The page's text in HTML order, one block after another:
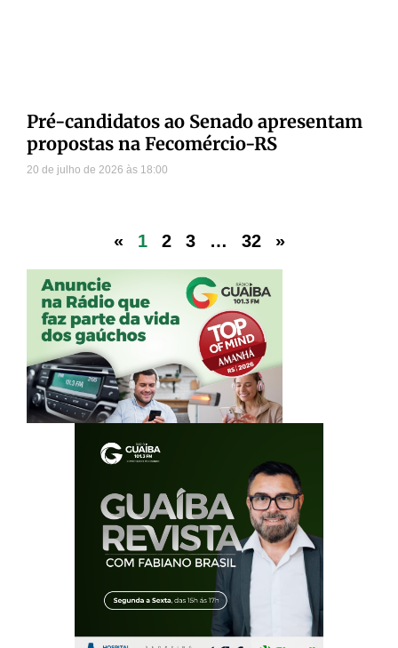
Pré-candidatos ao Senado apresentam
propostas na Fecomércio-RS
20 de julho de 2026 18:00
« 1 2 3 … 32 »